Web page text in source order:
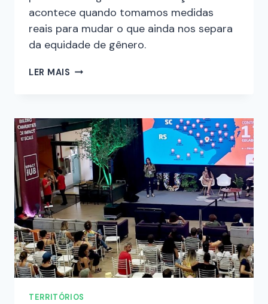
acontece quando tomamos medidas
reais para mudar o que ainda nos separa
da equidade de gênero.
LER MAIS
TERRITÓRIOS